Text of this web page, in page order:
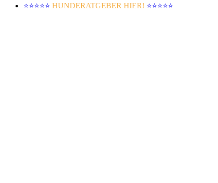
⭐⭐⭐⭐⭐ HUNDERATGEBER HIER! ⭐⭐⭐⭐⭐